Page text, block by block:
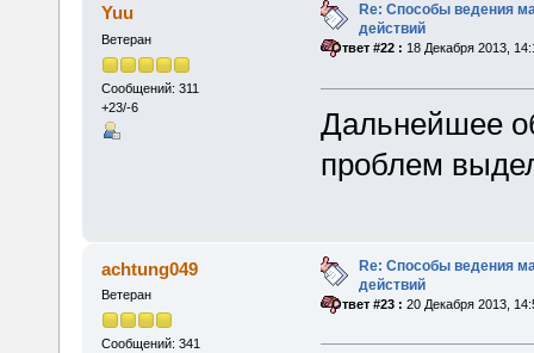
Yuu
Ветеран
Сообщений: 311
+23/-6
Re: Способы ведения
действий
«Ответ #22 : 18 Декабря 2013,
Дальнейшее
проблем
achtung049
Ветеран
Сообщений: 341
Re: Способы ведения
действий
«Ответ #23 : 20 Декабря 2013,